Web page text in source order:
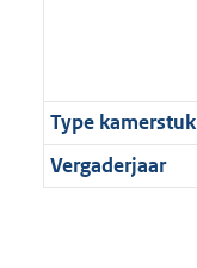
Type kamerstuk
Vergaderjaar